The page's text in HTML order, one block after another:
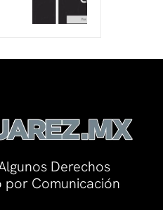
Derechos
por Comunicación